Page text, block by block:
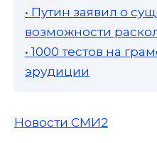
• Путин заявил о
возможности
• 1000 тестов на
эрудиции
Новости СМИ2